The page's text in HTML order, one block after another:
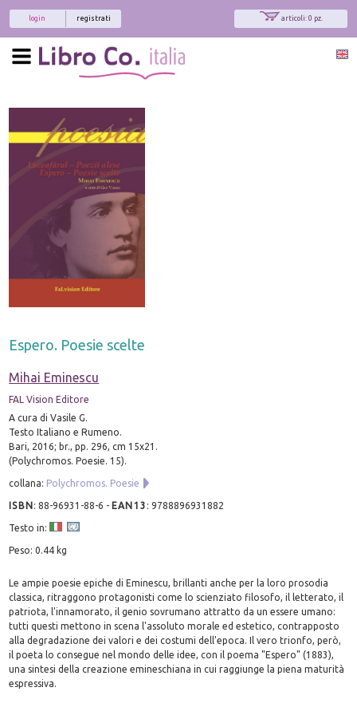
articoli: 0 pz.
registrati
login
Espero. Poesie scelte
Mihai Eminescu
FAL Vision Editore
A cura di Vasile G.
Testo Italiano e Rumeno.
Bari, 2016; br., pp. 296, cm 15x21.
(Polychromos. Poesie. 15).
collana: Polychromos. Poesie
ISBN:88-96931-88-6 - EAN13 :9788896931882
Testo in:
Peso: 0.44 kg
Le ampie poesie epiche di Eminescu, brillanti anche per la loro prosodia
classica, ritraggono protagonisti come lo scienziato filosofo, il letterato, il
patriota, l'innamorato, il genio sovrumano attratto da un essere umano:
tutti questi mettono in scena l'assoluto morale ed estetico, contrapposto
alla degradazione dei valori e dei costumi dell'epoca. Il vero trionfo, però,
il poeta lo consegue nel mondo delle idee, con il poema "Espero" (1883),
una sintesi della creazione emineschiana in cui raggiunge la piena maturità
espressiva.